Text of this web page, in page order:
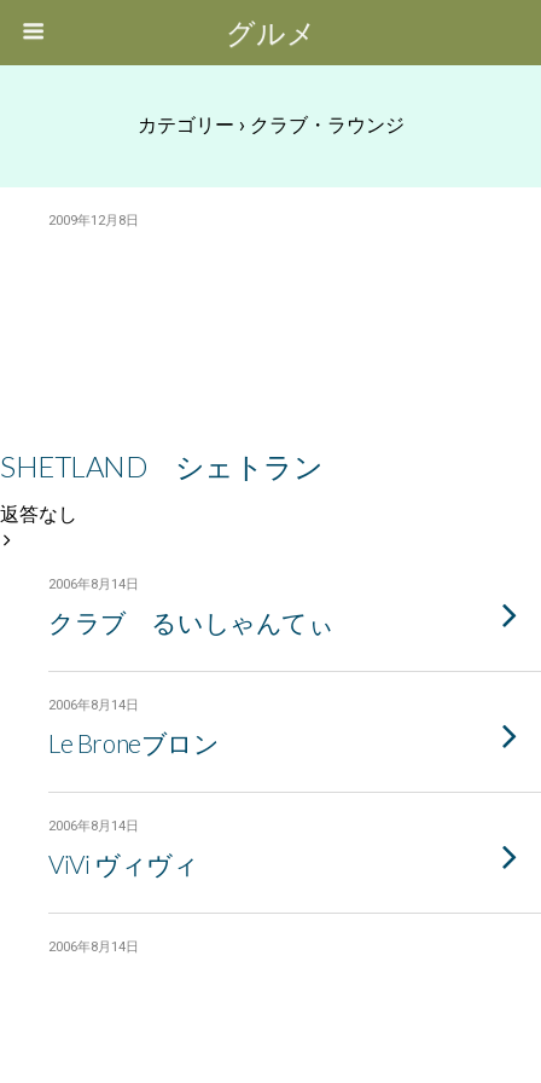
グルメ
カテゴリー › クラブ・ラウンジ
2009年12月8日
SHETLAND シェトラン
返答なし
2006年8月14日
クラブ るいしゃんてぃ
2006年8月14日
Le Broneブロン
2006年8月14日
ViVi ヴィヴィ
2006年8月14日